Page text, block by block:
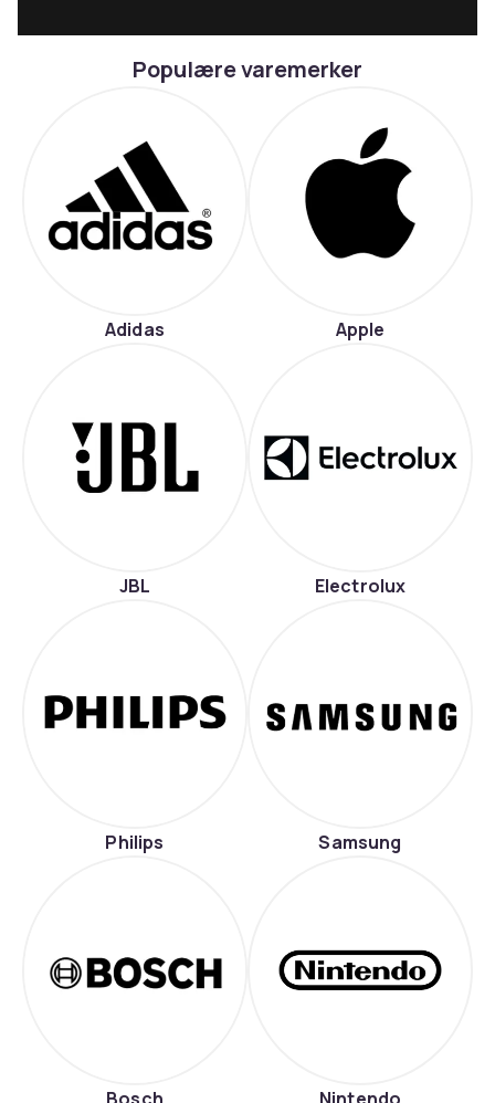
Populære varemerker
Adidas Apple
JBL Electrolux
Philips Samsung